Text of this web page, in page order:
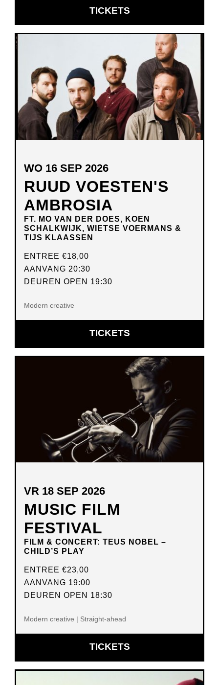
TICKETSOPENT
IN
NIEUW
VENSTER
RUUD VOESTEN'S
AMBROSIA
FT. MO VAN DER DOES, KOEN
SCHALKWIJK, WIETSE VOERMANS &
TIJS KLAASSEN
WO 16 SEP 2026
ENTREE €18,00
AANVANG 20:30
DEUREN OPEN 19:30
Modern creative
TICKETSOPENT
IN
NIEUW
VENSTER
MUSIC FILM
FESTIVAL
FILM & CONCERT: TEUS NOBEL –
CHILD’S PLAY
VR 18 SEP 2026
ENTREE €23,00
AANVANG 19:00
DEUREN OPEN 18:30
Modern creative | Straight-ahead
TICKETSOPENT
IN